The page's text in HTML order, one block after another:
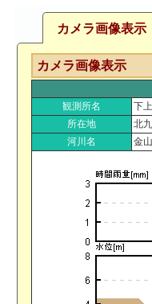
カメラ画像表示